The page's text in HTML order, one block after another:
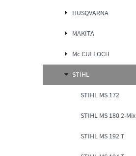
HUSQVARNA
MAKITA
Mc CULLOCH
STIHL
STIHL MS 172
STIHL MS 180 2-Mix
STIHL MS 192 T